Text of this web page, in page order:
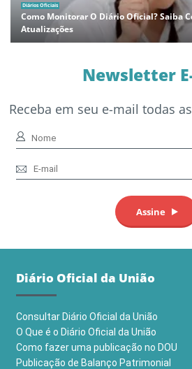
Diários Oficiais
Como Monitorar O Diário Oficial? Saiba
Atualizações
Newsletter
Receba em seu e-mail todas
Diário Oficial da União
Consultar Diário Oficial da União
O Que é o Diário Oficial da União
Como fazer uma publicação no DOU
Publicação de Balanço Patrimonial